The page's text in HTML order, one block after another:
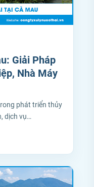
Giải Pháp
Nhà Máy
phát triển thủy
dịch vụ…